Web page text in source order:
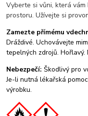
Vyberte si vůni, která
prostoru. Užívejte si
Zamezte přímému
Dráždivé. Uchovávejte
tepelných zdrojů. Hořlavý.
Nebezpečí: Škodlivý pro
Je-li nutná lékařská
výrobku.